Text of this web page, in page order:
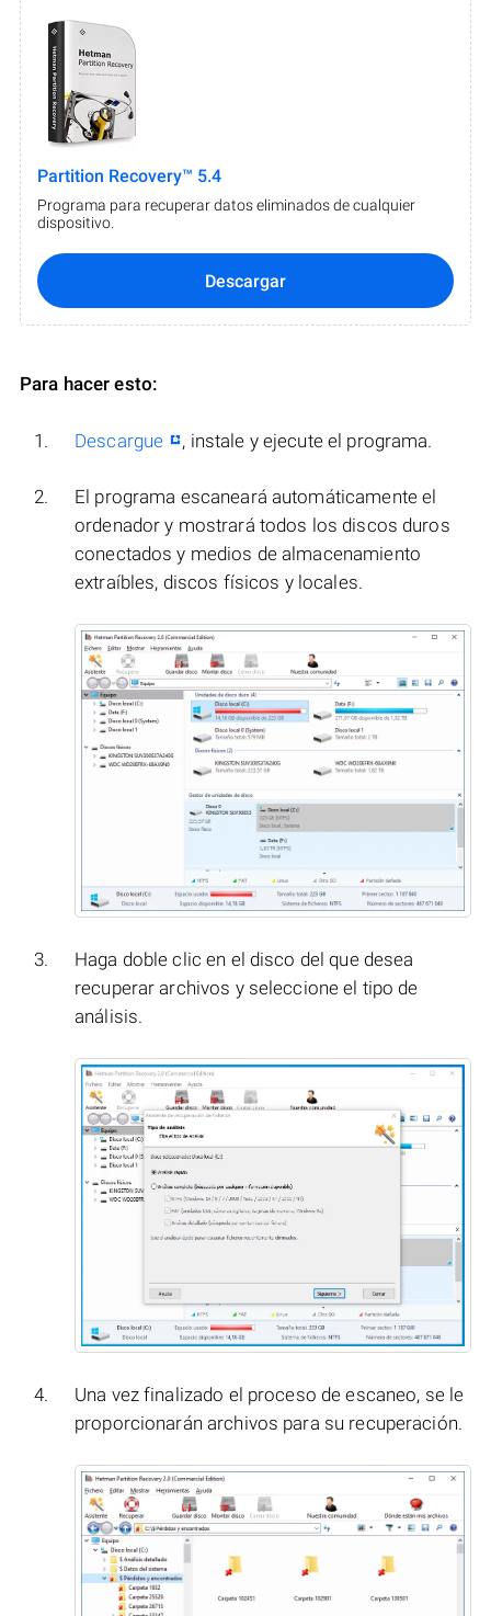
Partition Recovery™ 5.4
Programa para recuperar datos eliminados de cualquier
dispositivo.
Descargar
Para hacer esto:
Descargue , instale y ejecute el programa.
El programa escaneará automáticamente el
ordenador y mostrará todos los discos duros
conectados y medios de almacenamiento
extraíbles, discos físicos y locales.
Haga doble clic en el disco del que desea
recuperar archivos y seleccione el tipo de
análisis.
Una vez finalizado el proceso de escaneo, se le
proporcionarán archivos para su recuperación.